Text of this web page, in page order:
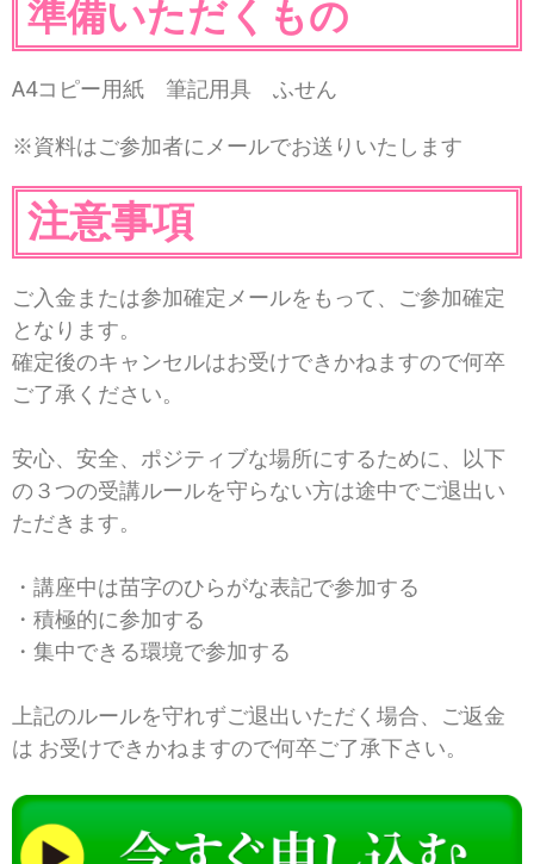
準備いただくもの
A4コピー用紙 筆記用具 ふせん
※資料はご参加者にメールでお送りいたします
注意事項
ご入金または参加確定メールをもって、ご参加確定
となります。
確定後のキャンセルはお受けできかねますので何卒
ご了承ください。
安⼼、安全、ポジティブな場所にするために、以下
の３つの受講ルールを守らない方は途中でご退出い
ただきます。
・講座中は苗字のひらがな表記で参加する
・積極的に参加する
・集中できる環境で参加する
上記のルールを守れずご退出いただく場合、ご返金
は お受けできかねますので何卒ご了承下さい。